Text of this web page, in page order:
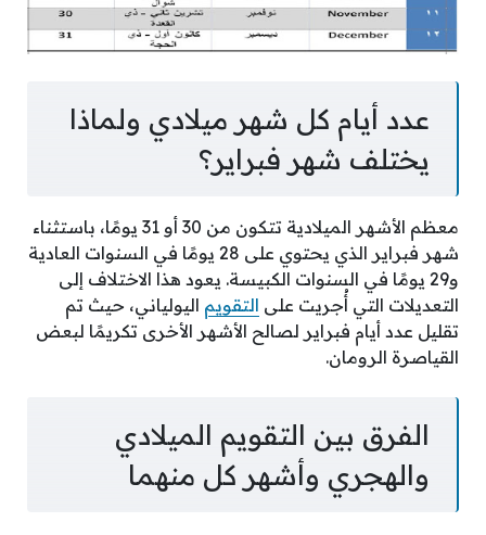
عدد أيام كل شهر ميلادي ولماذا
يختلف شهر فبراير؟
معظم الأشهر الميلادية تتكون من 30 أو 31 يومًا، باستثناء
شهر فبراير الذي يحتوي على 28 يومًا في السنوات العادية
و29 يومًا في السنوات الكبيسة. يعود هذا الاختلاف إلى
التعديلات التي أُجريت على التقويم اليولياني، حيث تم
تقليل عدد أيام فبراير لصالح الأشهر الأخرى تكريمًا لبعض
القياصرة الرومان.
الفرق بين التقويم الميلادي
والهجري وأشهر كل منهما